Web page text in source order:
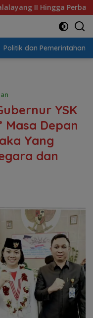
Perbaikan
Politik dan Pemerintahan
YSK
Masa Depan
Yang
dan